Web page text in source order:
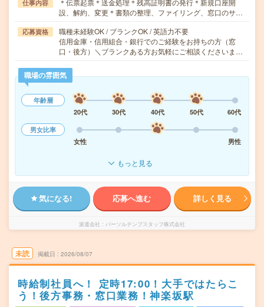
仕事内容
＊伝票起票＊送金処理＊残高証明書の発行＊新規口座開
設、解約、変更＊書類の整理、ファイリング、窓口のサ…
応募資格
職種未経験OK / ブランクOK / 英語力不要
信用金庫・信用組合・銀行でのご経験をお持ちの方（窓
口・後方）＼ブランクある方お気軽にご相談くださいま…
職場の雰囲気
年齢層
20代
30代 40代 50代
60代
男女比率
女性
男性
もっと見る
気になる! 応募へ進む 詳しく見る
派遣会社 パーソルテンプスタッフ株式会社
未読 掲載日 2026/08/07
時給制社員へ！ 定時17:00！大手ではたらこ
う！後方事務・窓口業務！神楽坂駅